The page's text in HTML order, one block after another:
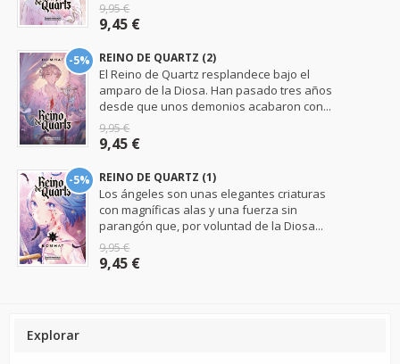
9,95 €
9,45 €
-5% REINO DE QUARTZ (2)
El Reino de Quartz resplandece bajo el
amparo de la Diosa. Han pasado tres años
desde que unos demonios acabaron con...
9,95 €
9,45 €
-5% REINO DE QUARTZ (1)
Los ángeles son unas elegantes criaturas
con magníficas alas y una fuerza sin
parangón que, por voluntad de la Diosa...
9,95 €
9,45 €
Explorar